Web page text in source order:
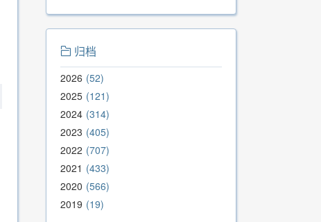
归档
2026 52
2025 121
2024 314
2023 405
2022 707
2021
433
2020 566
2019 19